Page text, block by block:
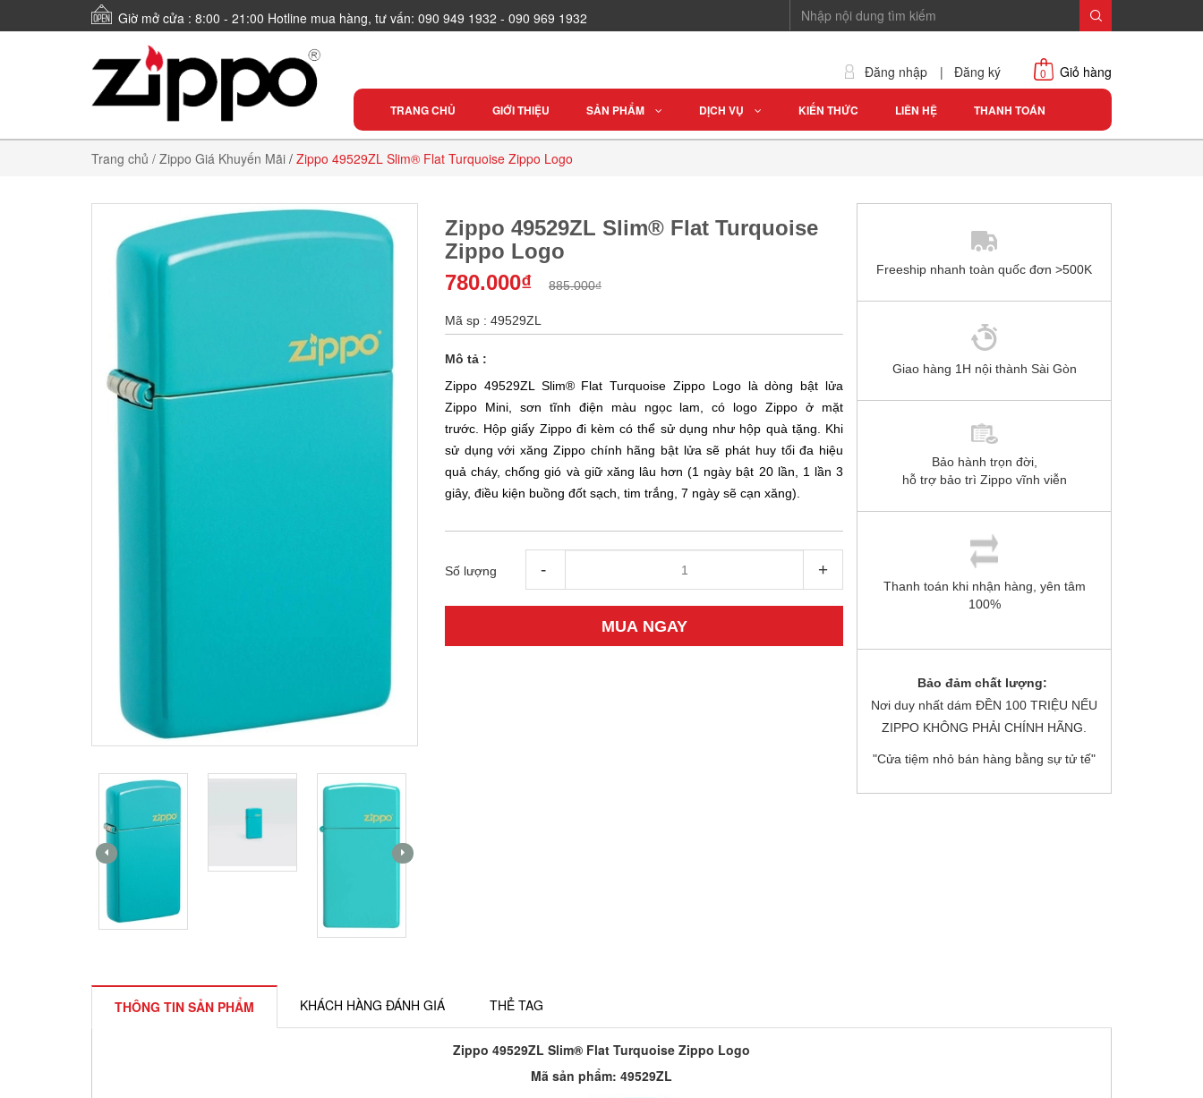
Giờ mở cửa : 8:00 - 21:00 Hotline mua hàng, tư vấn: 090 949 1932 - 090 969 1932
Đăng nhập | Đăng ký Giỏ hàng
0
TRANG CHỦ GIỚI THIỆU SẢN PHẨM DỊCH VỤ KIẾN THỨC LIÊN HỆ THANH TOÁN
Trang chủ / Zippo Giá Khuyến Mãi / Zippo 49529ZL Slim® Flat Turquoise Zippo Logo
Zippo 49529ZL Slim® Flat Turquoise
Zippo Logo
780.000₫
885.000₫
Mã sp : 49529ZL
Mô tả :
Zippo 49529ZL Slim® Flat Turquoise Zippo Logo là dòng bật lửa
Zippo Mini, sơn tĩnh điện màu ngọc lam, có logo Zippo ở mặt
trước. Hộp giấy Zippo đi kèm có thể sử dụng như hộp quà tặng. Khi
sử dụng với xăng Zippo chính hãng bật lửa sẽ phát huy tối đa hiệu
quả cháy, chống gió và giữ xăng lâu hơn (1 ngày bật 20 lần, 1 lần 3
giây, điều kiện buồng đốt sạch, tim trắng, 7 ngày sẽ cạn xăng).
Số lượng - +
MUA NGAY
Freeship nhanh toàn quốc đơn >500K
Giao hàng 1H nội thành Sài Gòn
Bảo hành trọn đời,
hỗ trợ bảo trì Zippo vĩnh viễn
Thanh toán khi nhận hàng, yên tâm
100%
Bảo đảm chất lượng:
Nơi duy nhất dám ĐỀN 100 TRIỆU NẾU
ZIPPO KHÔNG PHẢI CHÍNH HÃNG.
"Cửa tiệm nhỏ bán hàng bằng sự tử tế"
THÔNG TIN SẢN PHẨM KHÁCH HÀNG ĐÁNH GIÁ THẺ TAG
Zippo 49529ZL Slim® Flat Turquoise Zippo Logo
Mã sản phẩm: 49529ZL